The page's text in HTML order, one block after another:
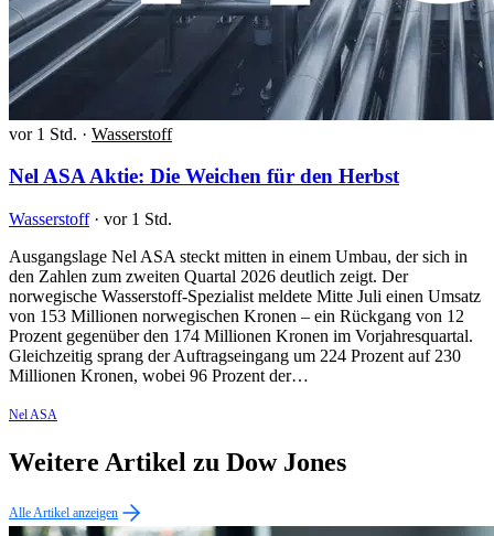
vor 1 Std. · Wasserstoff
Nel ASA Aktie: Die Weichen für den Herbst
Wasserstoff · vor 1 Std.
Ausgangslage Nel ASA steckt mitten in einem Umbau, der sich in
den Zahlen zum zweiten Quartal 2026 deutlich zeigt. Der
norwegische Wasserstoff-Spezialist meldete Mitte Juli einen Umsatz
von 153 Millionen norwegischen Kronen – ein Rückgang von 12
Prozent gegenüber den 174 Millionen Kronen im Vorjahresquartal.
Gleichzeitig sprang der Auftragseingang um 224 Prozent auf 230
Millionen Kronen, wobei 96 Prozent der…
Nel ASA
Weitere Artikel zu Dow Jones
Alle Artikel anzeigen